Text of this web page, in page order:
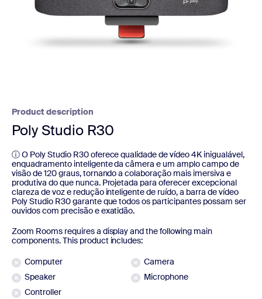
Product description
Poly Studio R30
ⓘ O Poly Studio R30 oferece qualidade de vídeo 4K inigualável,
enquadramento inteligente da câmera e um amplo campo de
visão de 120 graus, tornando a colaboração mais imersiva e
produtiva do que nunca. Projetada para oferecer excepcional
clareza de voz e redução inteligente de ruído, a barra de vídeo
Poly Studio R30 garante que todos os participantes possam ser
ouvidos com precisão e exatidão.
Zoom Rooms requires a display and the following main
components. This product includes:
Computer
Camera
Speaker
Microphone
Controller